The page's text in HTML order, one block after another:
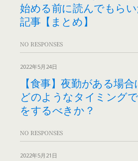
始める前に読んでもら
記事【まとめ】
NO RESPONSES
2022年5月24日
【食事】夜勤がある場合
どのようなタイミング
をするべきか？
NO RESPONSES
2022年5月21日